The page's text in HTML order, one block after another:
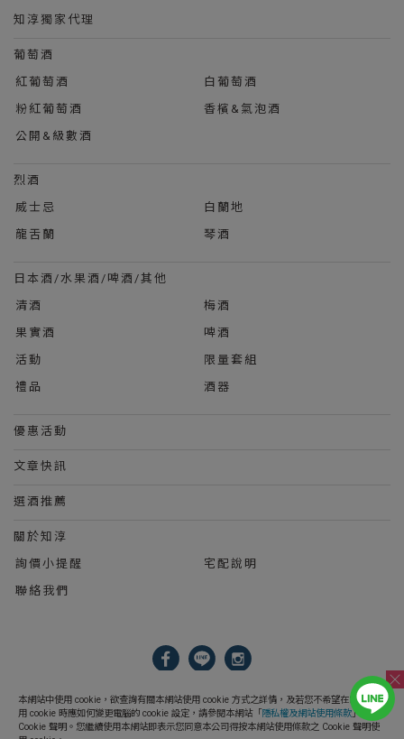
知淳獨家代理
葡萄酒
紅葡萄酒
白葡萄酒
粉紅葡萄酒
香檳&氣泡酒
公開&級數酒
烈酒
威士忌
白蘭地
龍舌蘭
琴酒
日本酒/水果酒/啤酒/其他
清酒
梅酒
果實酒
啤酒
活動
限量套組
禮品
酒器
優惠活動
文章快訊
選酒推薦
關於知淳
詢價小提醒
宅配說明
聯絡我們
本網站中使用 cookie，欲查詢有關本網站使用 cookie 方式之詳情，及若您不希望在電腦上使
用 cookie 時應如何變更電腦的 cookie 設定，請參閱本網站「隱私權及網站使用條款」之
Cookie 聲明。您繼續使用本網站即表示您同意本公司得按本網站使用條款之 Cookie 聲明使